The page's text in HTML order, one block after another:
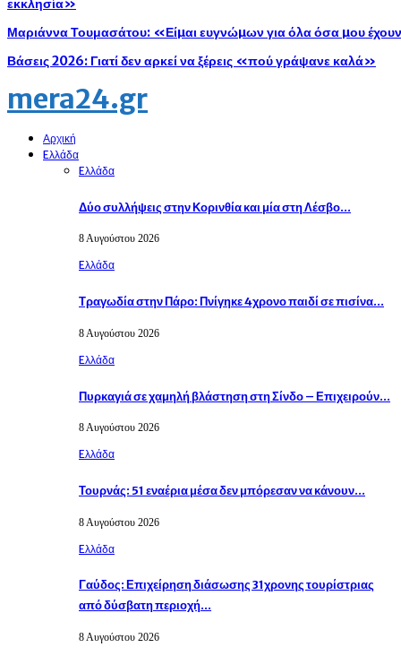
εκκλησία»
Μαριάννα Τουμασάτου: «Είµαι ευγνώµων για όλα όσα µου
Βάσεις 2026: Γιατί δεν αρκεί να ξέρεις «πού γράψανε καλά»
mera24.gr
Αρχική
Eλλάδα
Eλλάδα
Δύο συλλήψεις στην Κορινθία και μία στη Λέσβο…
8 Αυγούστου 2026
Eλλάδα
Τραγωδία στην Πάρο: Πνίγηκε 4χρονο παιδί σε πισίνα…
8 Αυγούστου 2026
Eλλάδα
Πυρκαγιά σε χαμηλή βλάστηση στη Σίνδο – Επιχειρούν…
8 Αυγούστου 2026
Eλλάδα
Τουρνάς: 51 εναέρια μέσα δεν μπόρεσαν να κάνουν…
8 Αυγούστου 2026
Eλλάδα
Γαύδος: Επιχείρηση διάσωσης 31χρονης τουρίστριας
από δύσβατη περιοχή…
8 Αυγούστου 2026